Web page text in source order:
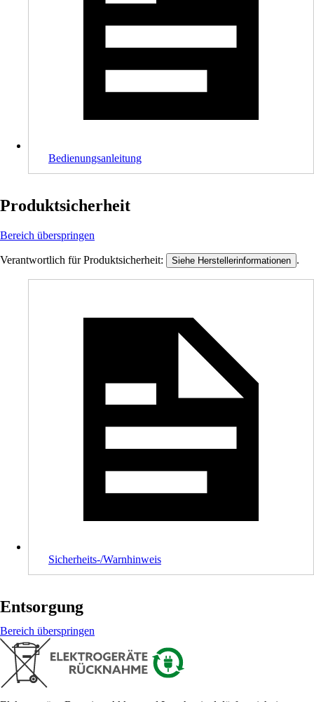
Bedienungsanleitung
Produktsicherheit
Bereich überspringen
Verantwortlich für Produktsicherheit: Siehe Herstellerinformationen .
Sicherheits-/Warnhinweis
Entsorgung
Bereich überspringen